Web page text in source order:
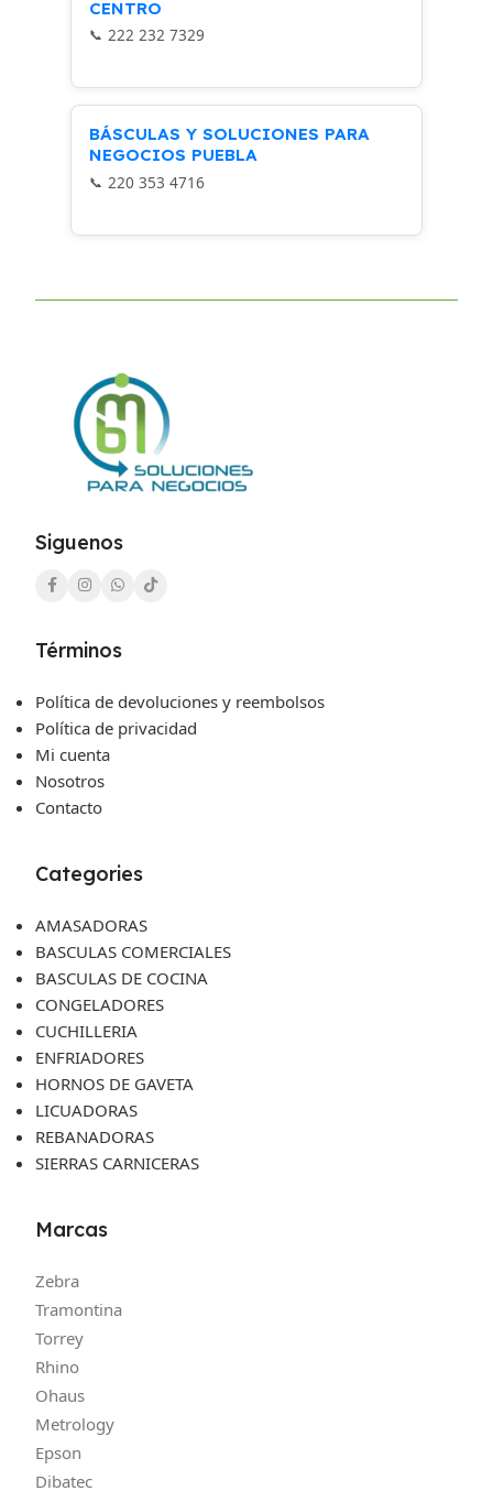
CENTRO
222 232 7329
BÁSCULAS Y SOLUCIONES PARA
NEGOCIOS PUEBLA
220 353 4716
Siguenos
Términos
Política de devoluciones y reembolsos
Política de privacidad
Mi cuenta
Nosotros
Contacto
Categories
AMASADORAS
BASCULAS COMERCIALES
BASCULAS DE COCINA
CONGELADORES
CUCHILLERIA
ENFRIADORES
HORNOS DE GAVETA
LICUADORAS
REBANADORAS
SIERRAS CARNICERAS
Marcas
Zebra
Tramontina
Torrey
Rhino
Ohaus
Metrology
Epson
Dibatec